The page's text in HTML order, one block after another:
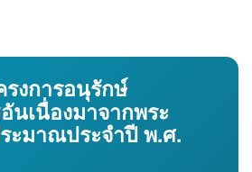
งการอนุรักษ์
เนื่องมาจากพระ
ะมาณประจำปี พ.ศ.